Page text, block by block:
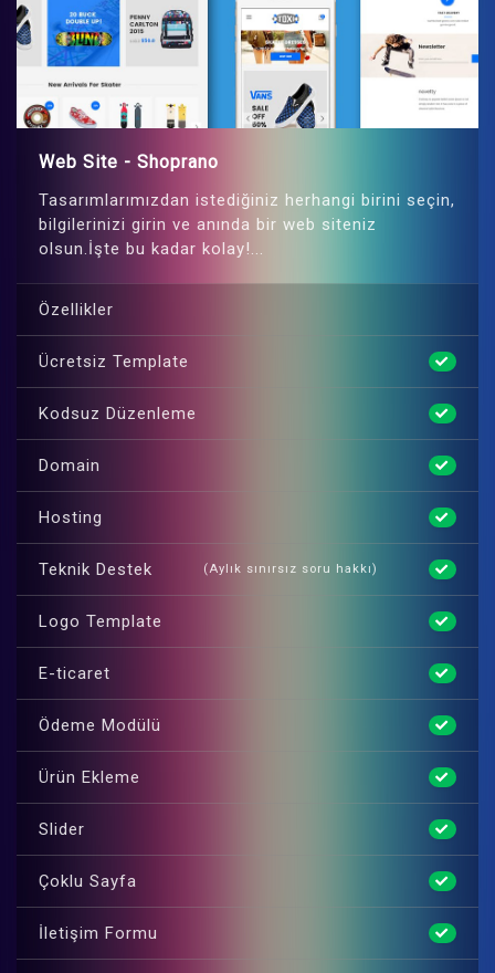
Web Site - Shoprano
Tasarımlarımızdan istediğiniz herhangi birini seçin,
bilgilerinizi girin ve anında bir web siteniz
olsun.İşte bu kadar kolay!...
Özellikler
Ücretsiz Template
Kodsuz Düzenleme
Domain
Hosting
Teknik Destek (Aylık sınırsız soru hakkı)
Logo Template
E-ticaret
Ödeme Modülü
Ürün Ekleme
Slider
Çoklu Sayfa
İletişim Formu